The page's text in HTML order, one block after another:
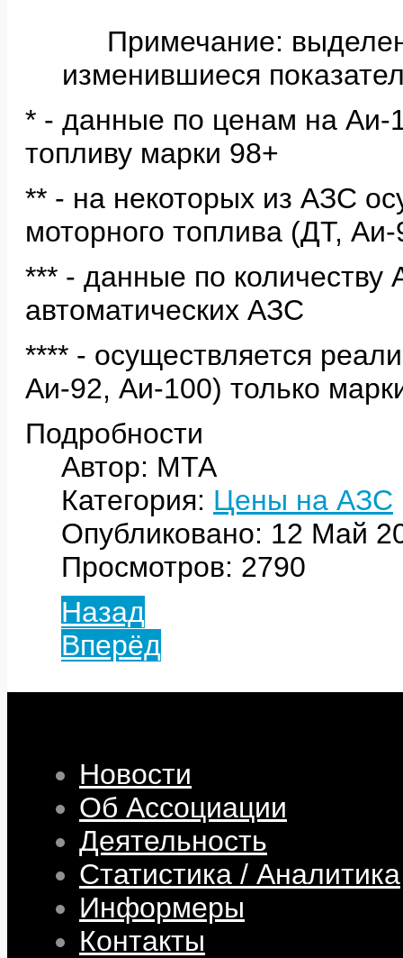
Примечание:
изменившиеся
* - данные по ценам на Аи-
топливу марки 98+
** - на некоторых из АЗС
моторного топлива (ДТ,
*** - данные по количеству
автоматических АЗС
**** - осуществляется
Аи-92, Аи-100) только
Подробности
Автор: МТА
Категория: Цены на АЗС
Опубликовано: 12 Май
Просмотров: 2790
Назад
Вперёд
Новости
Об Ассоциации
Деятельность
Статистика / Аналитика
Информеры
Контакты